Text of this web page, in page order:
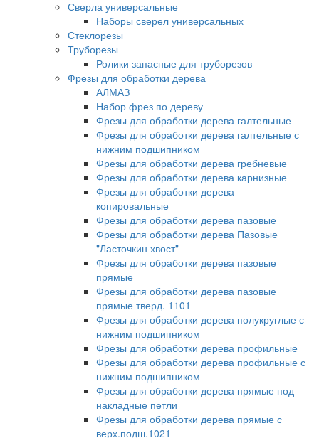
Сверла универсальные
Наборы сверел универсальных
Стеклорезы
Труборезы
Ролики запасные для труборезов
Фрезы для обработки дерева
АЛМАЗ
Набор фрез по дереву
Фрезы для обработки дерева галтельные
Фрезы для обработки дерева галтельные с
нижним подшипником
Фрезы для обработки дерева гребневые
Фрезы для обработки дерева карнизные
Фрезы для обработки дерева
копировальные
Фрезы для обработки дерева пазовые
Фрезы для обработки дерева Пазовые
"Ласточкин хвост"
Фрезы для обработки дерева пазовые
прямые
Фрезы для обработки дерева пазовые
прямые тверд. 1101
Фрезы для обработки дерева полукруглые с
нижним подшипником
Фрезы для обработки дерева профильные
Фрезы для обработки дерева профильные с
нижним подшипником
Фрезы для обработки дерева прямые под
накладные петли
Фрезы для обработки дерева прямые с
верх.подш.1021